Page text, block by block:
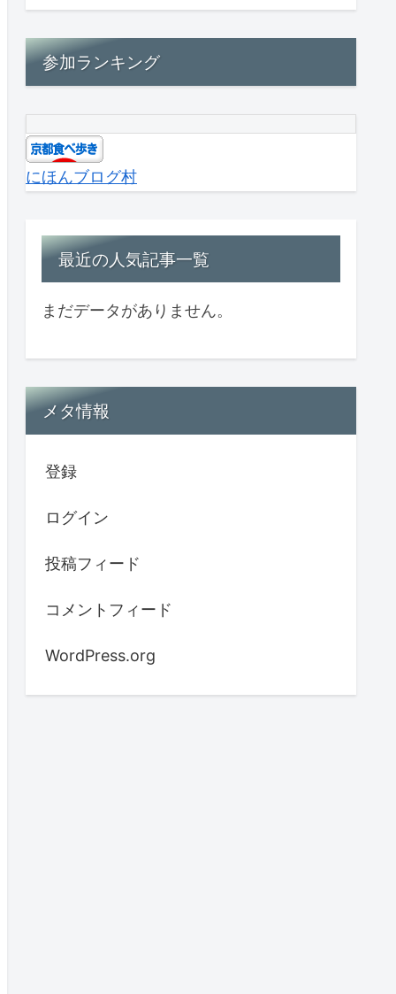
参加ランキング
にほんブログ村
最近の人気記事一覧
まだデータがありません。
メタ情報
登録
ログイン
投稿フィード
コメントフィード
WordPress.org